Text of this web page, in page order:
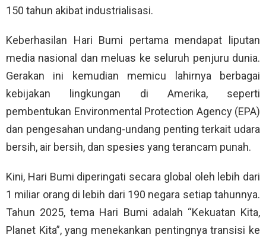
150 tahun akibat industrialisasi.
Keberhasilan Hari Bumi pertama mendapat liputan
media nasional dan meluas ke seluruh penjuru dunia.
Gerakan ini kemudian memicu lahirnya berbagai
kebijakan lingkungan di Amerika, seperti
pembentukan Environmental Protection Agency (EPA)
dan pengesahan undang-undang penting terkait udara
bersih, air bersih, dan spesies yang terancam punah.
Kini, Hari Bumi diperingati secara global oleh lebih dari
1 miliar orang di lebih dari 190 negara setiap tahunnya.
Tahun 2025, tema Hari Bumi adalah “Kekuatan Kita,
Planet Kita”, yang menekankan pentingnya transisi ke